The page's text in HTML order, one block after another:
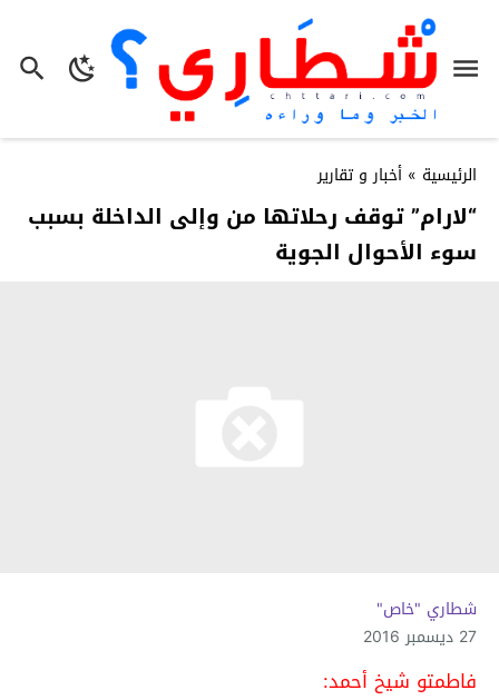
الرئيسية » أخبار و تقارير
“لارام” توقف رحلاتها من وإلى الداخلة بسبب
سوء الأحوال الجوية
شطاري "خاص"
27 ديسمبر 2016
فاطمتو شيخ أحمد: